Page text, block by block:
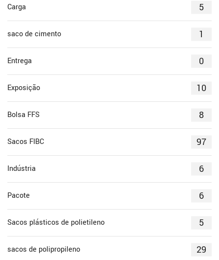
Carga 5
saco de cimento 1
Entrega 0
Exposição 10
Bolsa FFS 8
Sacos FIBC 97
Indústria 6
Pacote 6
Sacos plásticos de polietileno 5
sacos de polipropileno 29